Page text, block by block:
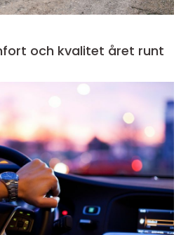
och kvalitet året runt